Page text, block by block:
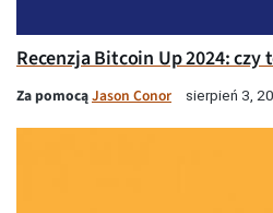
Recenzja Bitcoin Up 2024: czy
Za pomocąJason Conor sierpień 3,